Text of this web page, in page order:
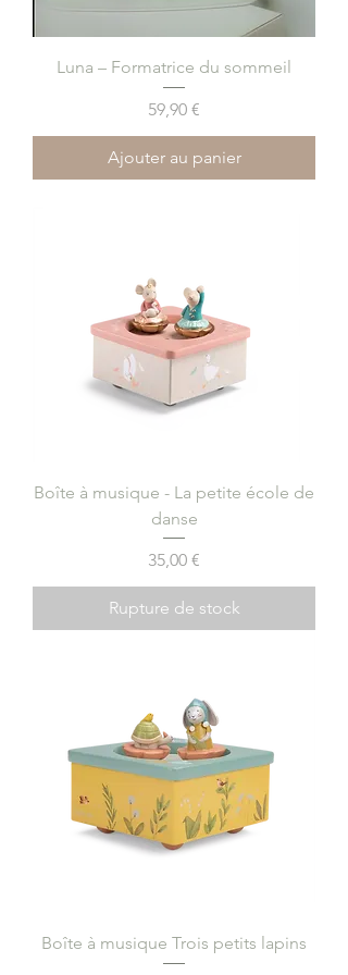
Luna – Formatrice du sommeil
Prix
59,90 €
Ajouter au panier
Boîte à musique - La petite école de
danse
Prix
35,00 €
Rupture de stock
Boîte à musique Trois petits lapins